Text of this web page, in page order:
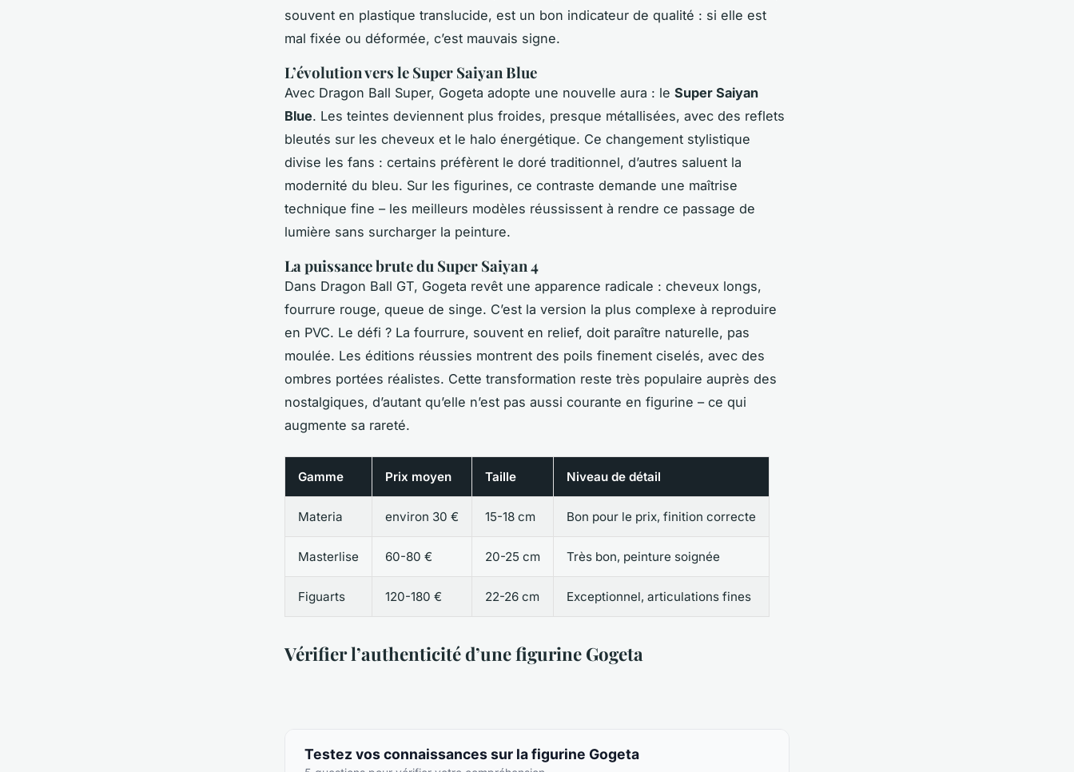
souvent en plastique translucide, est un bon indicateur de qualité : si elle est
mal fixée ou déformée, c’est mauvais signe.
L’évolution vers le Super Saiyan Blue
Avec Dragon Ball Super, Gogeta adopte une nouvelle aura : le Super Saiyan
Blue. Les teintes deviennent plus froides, presque métallisées, avec des reflets
bleutés sur les cheveux et le halo énergétique. Ce changement stylistique
divise les fans : certains préfèrent le doré traditionnel, d’autres saluent la
modernité du bleu. Sur les figurines, ce contraste demande une maîtrise
technique fine – les meilleurs modèles réussissent à rendre ce passage de
lumière sans surcharger la peinture.
La puissance brute du Super Saiyan 4
Dans Dragon Ball GT, Gogeta revêt une apparence radicale : cheveux longs,
fourrure rouge, queue de singe. C’est la version la plus complexe à reproduire
en PVC. Le défi ? La fourrure, souvent en relief, doit paraître naturelle, pas
moulée. Les éditions réussies montrent des poils finement ciselés, avec des
ombres portées réalistes. Cette transformation reste très populaire auprès des
nostalgiques, d’autant qu’elle n’est pas aussi courante en figurine – ce qui
augmente sa rareté.
Gamme Prix moyen Taille Niveau de détail
Materia environ 30 € 15-18 cm Bon pour le prix, finition correcte
Masterlise 60-80 € 20-25 cm Très bon, peinture soignée
Figuarts 120-180 € 22-26 cm Exceptionnel, articulations fines
Vérifier l’authenticité d’une figurine Gogeta